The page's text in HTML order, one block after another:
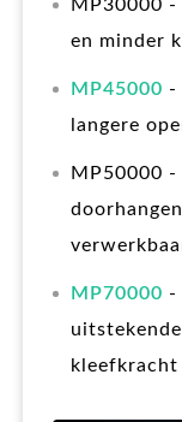
MP30000
en minder
MP45000 -
langere
MP50000 -
MP70000 -
kleefkracht